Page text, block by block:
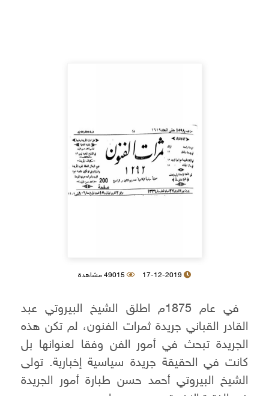
17-12-2019 49015 مشاهدة
في عام 1875م اطلق الشيخ البيروتي عبد
القادر القباني جريدة ثمرات الفنون، لم تكن هذه
الجريدة تبحث في أمور الفن وفقا لعنوانها بل
كانت في الحقيقة جريدة سياسية إخبارية. تولى
الشيخ البيروتي أحمد حسن طبارة أمور الجريدة